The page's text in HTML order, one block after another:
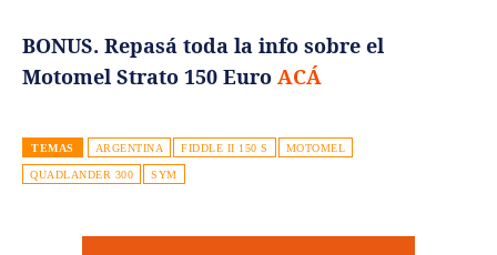
BONUS. Repasá toda la info sobre el
Motomel Strato 150 Euro ACÁ
TEMAS ARGENTINA FIDDLE II 150 S MOTOMEL
QUADLANDER 300 SYM